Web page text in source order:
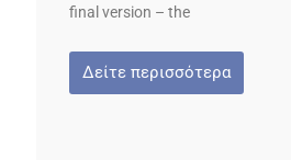
final version – the
Δείτε περισσότερα